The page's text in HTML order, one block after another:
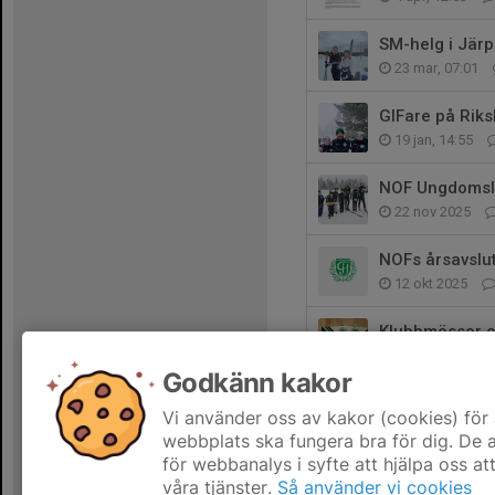
SM-helg i
23 mar, 07:01
GIFare på
19 jan, 14:55
NOF
22 nov 2025
NOFs
12 okt 2025
Klubbmössor
5 okt 2025
Godkänn kakor
Vi använder oss av kakor (cookies)
webbplats ska fungera bra för dig. De
för webbanalys i syfte att hjälpa oss
våra tjänster. Så använder vi cookies